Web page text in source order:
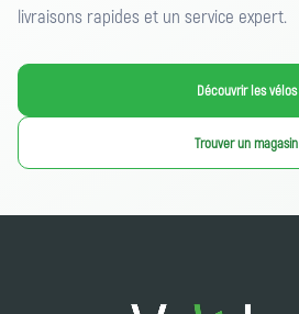
livraisons rapides et un service expert.
Découvrir les vélos
Trouver un magasin